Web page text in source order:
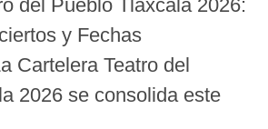
del Pueblo Tlaxcala 2026:
y Fechas
Cartelera Teatro del
2026 se consolida este